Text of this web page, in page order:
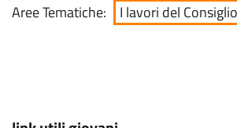
Aree Tematiche: I lavori del Consiglio